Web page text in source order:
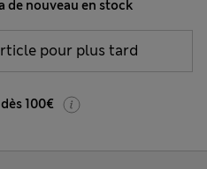
de nouveau en stock
pour plus tard
100€